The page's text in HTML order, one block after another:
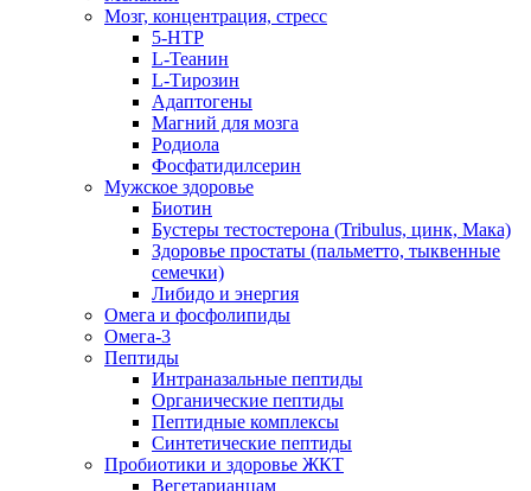
Мозг, концентрация, стресс
5-HTP
L-Теанин
L-Тирозин
Адаптогены
Магний для мозга
Родиола
Фосфатидилсерин
Мужское здоровье
Биотин
Бустеры тестостерона (Tribulus, цинк, Мака)
Здоровье простаты (пальметто, тыквенные
семечки)
Либидо и энергия
Омега и фосфолипиды
Омега-3
Пептиды
Интраназальные пептиды
Органические пептиды
Пептидные комплексы
Синтетические пептиды
Пробиотики и здоровье ЖКТ
Вегетарианцам